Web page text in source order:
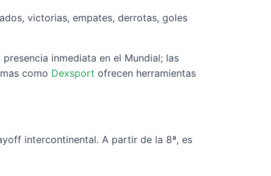
victorias, empates, derrotas, goles
inmediata en el Mundial; las
como Dexsport ofrecen herramientas
intercontinental. A partir de la 8ª, es